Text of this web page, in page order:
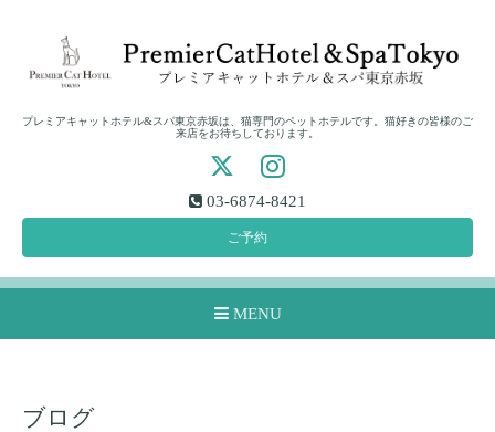
プレミアキャットホテル&スパ東京赤坂は、猫専門のペットホテルです。猫好きの皆様のご
来店をお待ちしております。
03-6874-8421
ご予約
MENU
ブログ